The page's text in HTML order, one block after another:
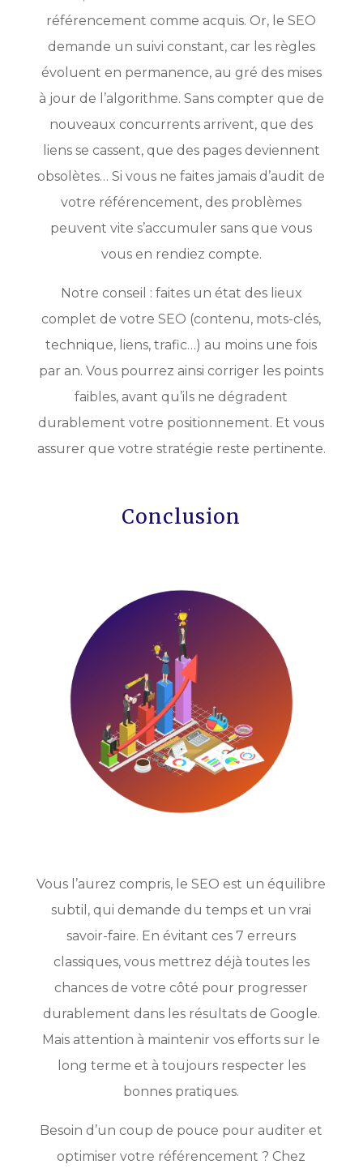
référencement comme acquis. Or, le SEO
demande un suivi constant, car les règles
évoluent en permanence, au gré des mises
à jour de l’algorithme. Sans compter que de
nouveaux concurrents arrivent, que des
liens se cassent, que des pages deviennent
obsolètes… Si vous ne faites jamais d’audit de
votre référencement, des problèmes
peuvent vite s’accumuler sans que vous
vous en rendiez compte.
Notre conseil : faites un état des lieux
complet de votre SEO (contenu, mots-clés,
technique, liens, trafic…) au moins une fois
par an. Vous pourrez ainsi corriger les points
faibles, avant qu’ils ne dégradent
durablement votre positionnement. Et vous
assurer que votre stratégie reste pertinente.
Conclusion
Vous l’aurez compris, le SEO est un équilibre
subtil, qui demande du temps et un vrai
savoir-faire. En évitant ces 7 erreurs
classiques, vous mettrez déjà toutes les
chances de votre côté pour progresser
durablement dans les résultats de Google.
Mais attention à maintenir vos efforts sur le
long terme et à toujours respecter les
bonnes pratiques.
Besoin d’un coup de pouce pour auditer et
optimiser votre référencement ? Chez